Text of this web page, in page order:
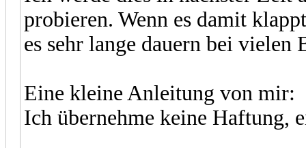
probieren. Wenn es damit
es sehr lange dauern bei vielen
Eine kleine Anleitung von mir:
Ich übernehme keine Haftung,